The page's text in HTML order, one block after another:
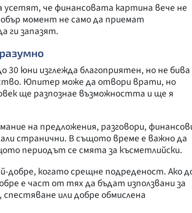
че финансовата картина вече не
момент не само да приемат
ги запазят.
30 юни изглежда благоприятен, но не бива
Юпитер може да отвори врати, но
ще разпознае възможността и ще я
на предложения, разговори,
странични. В същото време е важно да
периодът се смята за късметлийски.
когато срещне подреденост. Ако
е част от тях да бъдат използвани за
или добре обмислена